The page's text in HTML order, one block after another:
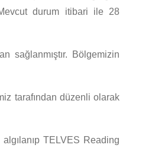
Mevcut durum itibari ile 28
sağlanmıştır. Bölgemizin
tarafından düzenli olarak
TELVES Reading